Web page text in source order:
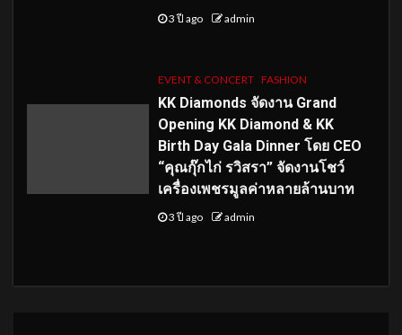
3 ปี ago admin
EVENT & CONCERT FASHION
KK Diamonds จัดงาน Grand
Opening KK Diamond & KK
Birth Day Gala Dinner โดย CEO
“คุณกุ๊กไก่ รวิสรา” จัดงานโชว์
เครื่องเพชรมูลค่าหลายล้านบาท
3 ปี ago admin